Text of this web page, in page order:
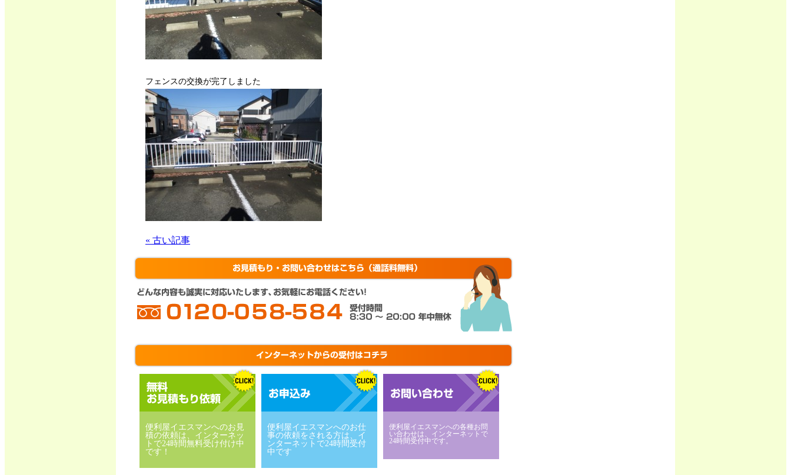
フェンスの交換が完了しました
« 古い記事
便利屋イエスマンへのお見
積の依頼は、インターネッ
トで24時間無料受け付け中
です！
便利屋イエスマンへのお仕
事の依頼をされる方は、イ
ンターネットで24時間受付
中です
便利屋イエスマンへの各種お問
い合わせは、インターネットで
24時間受付中です。